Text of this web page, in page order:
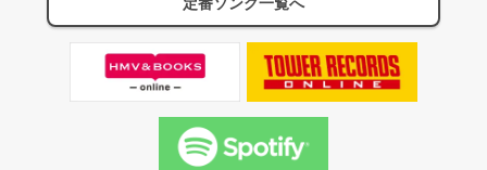
定番ソング一覧へ